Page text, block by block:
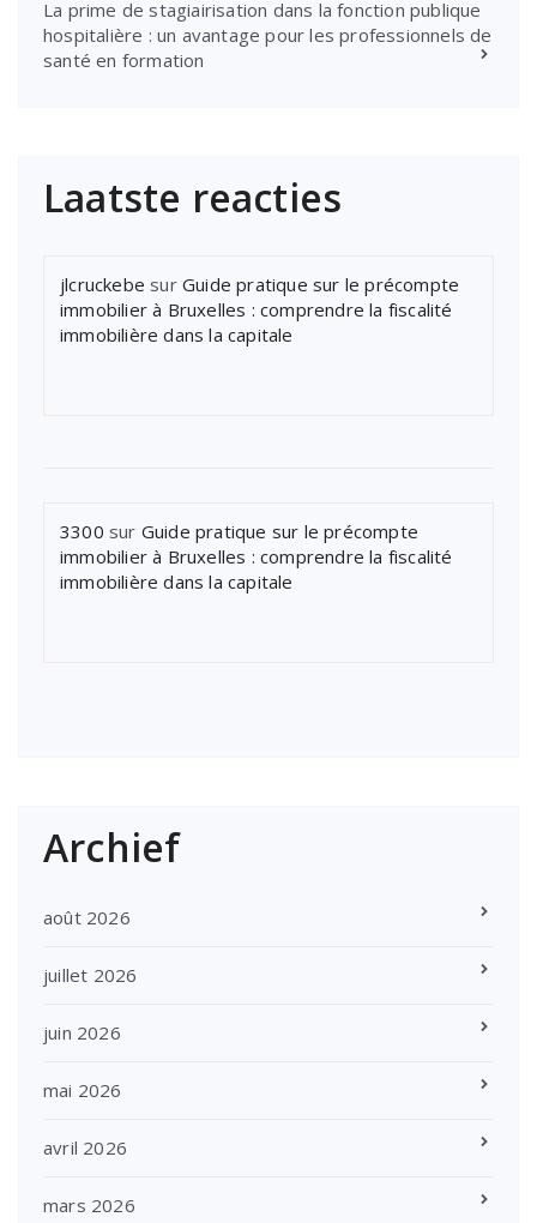
La prime de stagiairisation dans la fonction publique
hospitalière : un avantage pour les professionnels de
santé en formation
Laatste reacties
jlcruckebe sur Guide pratique sur le précompte
immobilier à Bruxelles : comprendre la fiscalité
immobilière dans la capitale
3300 sur Guide pratique sur le précompte
immobilier à Bruxelles : comprendre la fiscalité
immobilière dans la capitale
Archief
août 2026
juillet 2026
juin 2026
mai 2026
avril 2026
mars 2026